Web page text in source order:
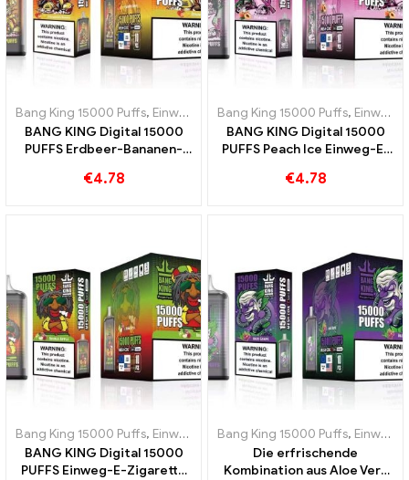
Bang King 15000 Puffs, Einweg-E-Zigaretten Schweden ,Einweg-
BANG KING Digital 15000
PUFFS Erdbeer-Bananen-
Geschmack
€4.78
Bang King 15000 Puffs, Einweg-E-Zigaretten Schweden
BANG KING Digital 15000
PUFFS Peach Ice Einweg-E-
€4.78
Bang King 15000 Puffs, Einweg-E-Zigaretten Schweden ,Einweg-
BANG KING Digital 15000
PUFFS Einweg-E-Zigarette
Bang King 15000 Puffs, Einweg-E-Zigaretten Schweden
Die erfrischende
Kombination aus Aloe Vera